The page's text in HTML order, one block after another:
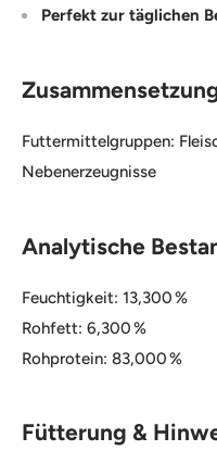
Perfekt zur täglichen
Futtermittelgruppen:
Nebenerzeugnisse
Analytische
Feuchtigkeit: 13,300 %
Rohfett: 6,300 %
Rohprotein: 83,000 %
Fütterung &